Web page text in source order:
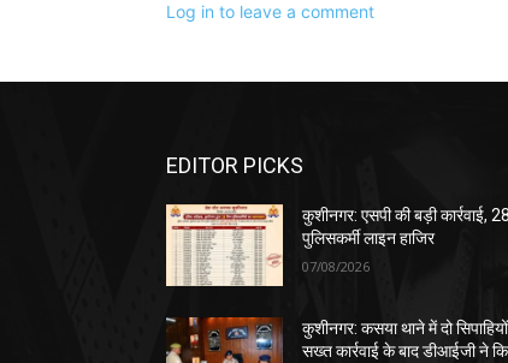
Log in to leave a comment
EDITOR PICKS
कुशीनगर: एसपी की बड़ी कार्रवाई, 28
पुलिसकर्मी लाइन हाजिर
07/08/2026
कुशीनगर: कसया थाने में दो
सख्त कार्रवाई के बाद डीआईजी ने